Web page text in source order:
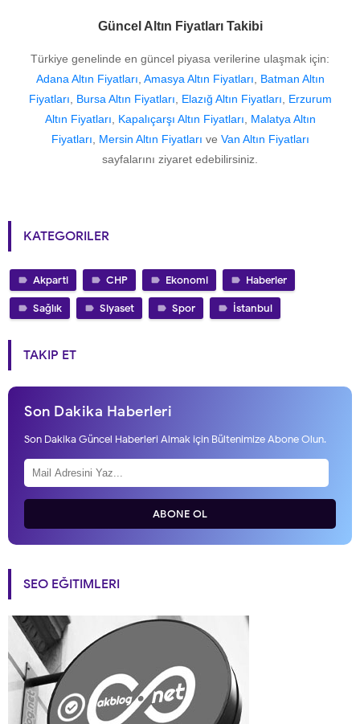
Güncel Altın Fiyatları Takibi
Türkiye genelinde en güncel piyasa verilerine ulaşmak için:
Adana Altın Fiyatları Amasya Altın Fiyatları
Batman Altın
Fiyatları
Bursa Altın Fiyatları Elazığ Altın Fiyatları
Erzurum
Altın Fiyatları
Kapalıçarşı Altın Fiyatları
Malatya Altın
Fiyatları
Mersin Altın Fiyatları ve Van Altın Fiyatları
sayfalarını ziyaret edebilirsiniz.
KATEGORILER
Akparti CHP Ekonomi Haberler
Sağlık Siyaset Spor İstanbul
TAKIP ET
Son Dakika Haberleri
Son Dakika Güncel Haberleri Almak için Bültenimize Abone Olun.
ABONE OL
SEO EĞITIMLERI